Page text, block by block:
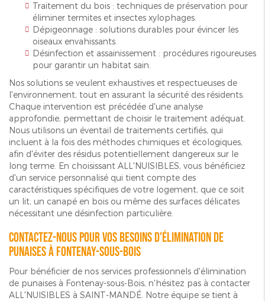
Traitement du bois : techniques de préservation pour
éliminer termites et insectes xylophages.
Dépigeonnage : solutions durables pour évincer les
oiseaux envahissants.
Désinfection et assainissement : procédures rigoureuses
pour garantir un habitat sain.
Nos solutions se veulent exhaustives et respectueuses de
l'environnement, tout en assurant la sécurité des résidents.
Chaque intervention est précédée d'une analyse
approfondie, permettant de choisir le traitement adéquat.
Nous utilisons un éventail de traitements certifiés, qui
incluent à la fois des méthodes chimiques et écologiques,
afin d'éviter des résidus potentiellement dangereux sur le
long terme. En choisissant ALL'NUISIBLES, vous bénéficiez
d'un service personnalisé qui tient compte des
caractéristiques spécifiques de votre logement, que ce soit
un lit, un canapé en bois ou même des surfaces délicates
nécessitant une désinfection particulière.
Contactez-nous pour vos besoins d'élimination de
punaises à Fontenay-sous-Bois
Pour bénéficier de nos services professionnels d'élimination
de punaises à Fontenay-sous-Bois, n'hésitez pas à contacter
ALL'NUISIBLES à SAINT-MANDÉ. Notre équipe se tient à